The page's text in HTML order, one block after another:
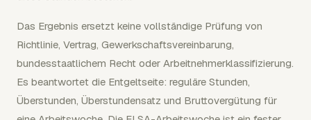
Das Ergebnis ersetzt keine vollständige Prüfung von
Richtlinie, Vertrag, Gewerkschaftsvereinbarung,
bundesstaatlichem Recht oder Arbeitnehmerklassifizierung.
Es beantwortet die Entgeltseite: reguläre Stunden,
Überstunden, Überstundensatz und Bruttovergütung für